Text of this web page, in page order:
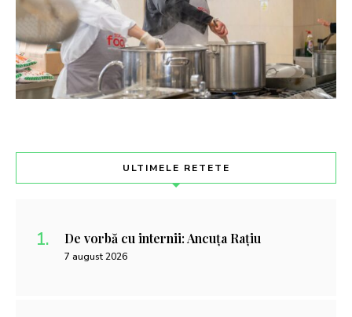
ULTIMELE RETETE
De vorbă cu internii: Ancuța Rațiu
7 august 2026